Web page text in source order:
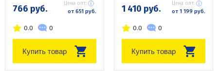
766 руб. Цена опт:
от 651 руб.
0.0 0
Купить товар
1 410 руб. Цена опт:
от 1 199 руб.
0.0 0
Купить товар